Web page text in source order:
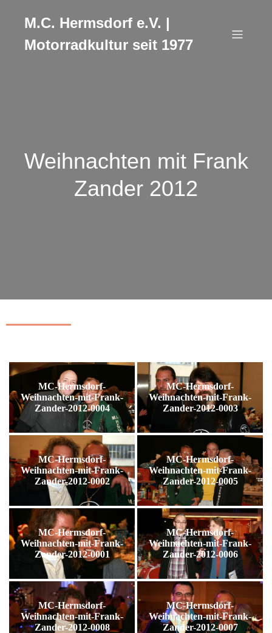
M.C. Hermsdorf e.V. |
Motorradkultur seit 1977
Weihnachten mit Frank
Zander 2012
MC-Hermsdorf-
Weihnachten-mit-Frank-
Zander-2012-0004
MC-Hermsdorf-
Weihnachten-mit-Frank-
Zander-2012-0003
MC-Hermsdorf-
Weihnachten-mit-Frank-
Zander-2012-0002
MC-Hermsdorf-
Weihnachten-mit-Frank-
Zander-2012-0005
MC-Hermsdorf-
Weihnachten-mit-Frank-
Zander-2012-0001
MC-Hermsdorf-
Weihnachten-mit-Frank-
Zander-2012-0006
MC-Hermsdorf-
Weihnachten-mit-Frank-
Zander-2012-0008
MC-Hermsdorf-
Weihnachten-mit-Frank-
Zander-2012-0007